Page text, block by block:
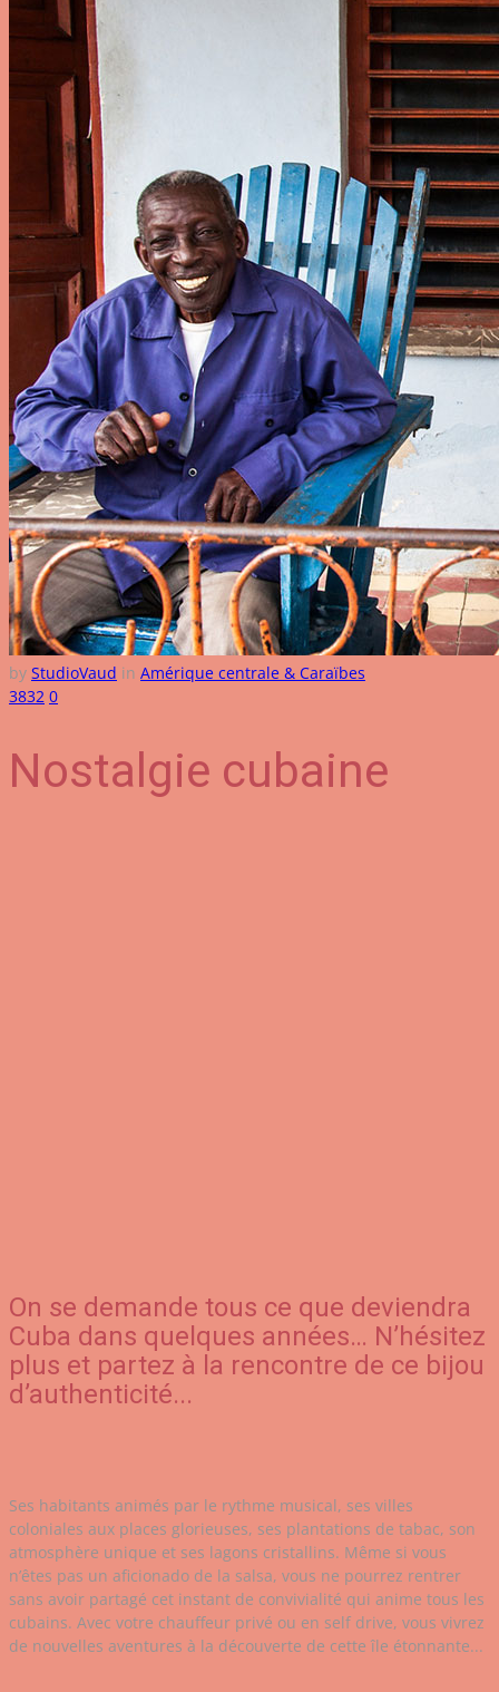
by StudioVaud in Amérique centrale & Caraïbes
3832 0
Nostalgie cubaine
On se demande tous ce que deviendra
Cuba dans quelques années… N’hésitez
plus et partez à la rencontre de ce bijou
d’authenticité...
Ses habitants animés par le rythme musical, ses villes
coloniales aux places glorieuses, ses plantations de tabac, son
atmosphère unique et ses lagons cristallins. Même si vous
n’êtes pas un aficionado de la salsa, vous ne pourrez rentrer
sans avoir partagé cet instant de convivialité qui anime tous les
cubains. Avec votre chauffeur privé ou en self drive, vous vivrez
de nouvelles aventures à la découverte de cette île étonnante...